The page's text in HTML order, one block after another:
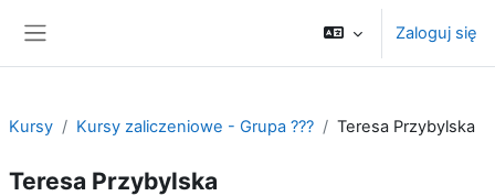
Zaloguj się
Kursy Kursy zaliczeniowe - Grupa ??? Teresa Przybylska
Teresa Przybylska